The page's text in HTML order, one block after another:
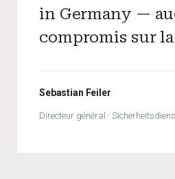
in Germany —
compromis sur
Sebastian Feiler
Directeur général ·